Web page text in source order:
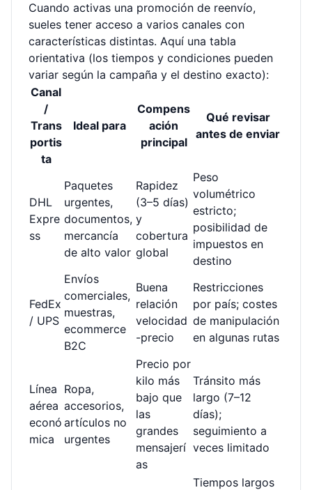
Cuando activas una promoción de reenvío,
sueles tener acceso a varios canales con
características distintas. Aquí una tabla
orientativa (los tiempos y condiciones pueden
variar según la campaña y el destino exacto):
Canal
/
Trans
portis
ta
Ideal para
Compens
ación
principal
Qué revisar
antes de enviar
DHL
Expre
ss
Paquetes
urgentes,
documentos,
mercancía
de alto valor
Rapidez
(3–5 días)
y
cobertura
global
Peso
volumétrico
estricto;
posibilidad de
impuestos en
destino
FedEx
/ UPS
Envíos
comerciales,
muestras,
ecommerce
B2C
Buena
relación
velocidad
-precio
Restricciones
por país; costes
de manipulación
en algunas rutas
Línea
aérea
econó
mica
Ropa,
accesorios,
artículos no
urgentes
Precio por
kilo más
bajo que
las
grandes
mensajerí
as
Tránsito más
largo (7–12
días);
seguimiento a
veces limitado
Tiempos largos